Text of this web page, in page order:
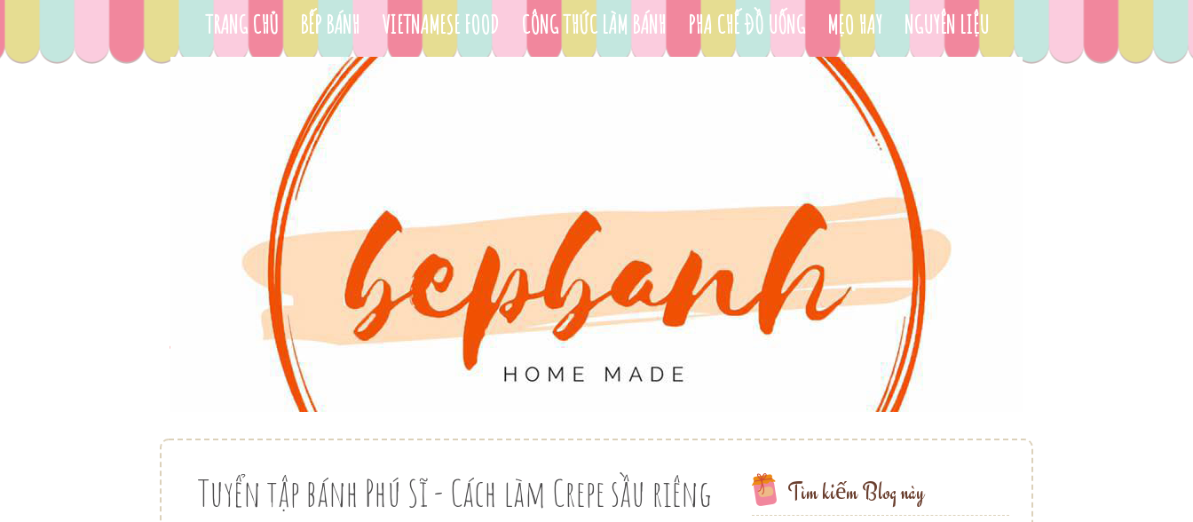
TRANG CHỦ BẾP BÁNH VIETNAMESE FOOD CÔNG THỨC LÀM BÁNH PHA CHẾ ĐỒ UỐNG MẸO HAY
NGUYÊN LIỆU
Tuyển tập bánh Phú Sĩ - Cách làm Crepe sầu riêng
Tìm kiếm Blog này